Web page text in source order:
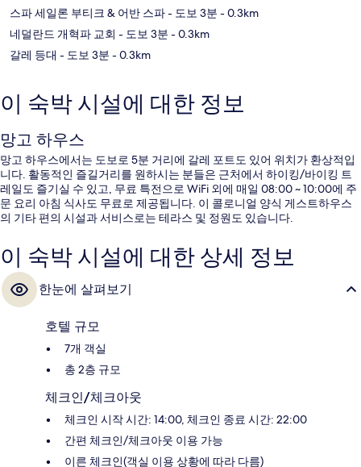
스파 세일론 부티크 & 어반 스파- 도보 3분 - 0.3km
네덜란드 개혁파 교회 - 도보 3분 - 0.3km
갈레 등대 - 도보 3분 - 0.3km
이 숙박 시설에 대한 정보
망고 하우스
망고 하우스에서는 도보로 5분 거리에 갈레 포트도 있어 위치가 환상적입
니다. 활동적인 즐길거리를 원하시는 분들은 근처에서 하이킹/바이킹 트
레일도 즐기실 수 있고, 무료 특전으로 WiFi 외에 매일 08:00 ~ 10:00에 주
문 요리 아침 식사도 무료로 제공됩니다. 이 콜로니얼 양식 게스트하우스
의 기타 편의 시설과 서비스로는 테라스 및 정원도 있습니다.
이 숙박 시설에 대한 상세 정보
한눈에 살펴보기
호텔 규모
7개 객실
총 2층 규모
체크인/체크아웃
체크인 시작 시간: 14:00, 체크인 종료 시간: 22:00
간편 체크인/체크아웃 이용 가능
이른 체크인(객실 이용 상황에 따라 다름)